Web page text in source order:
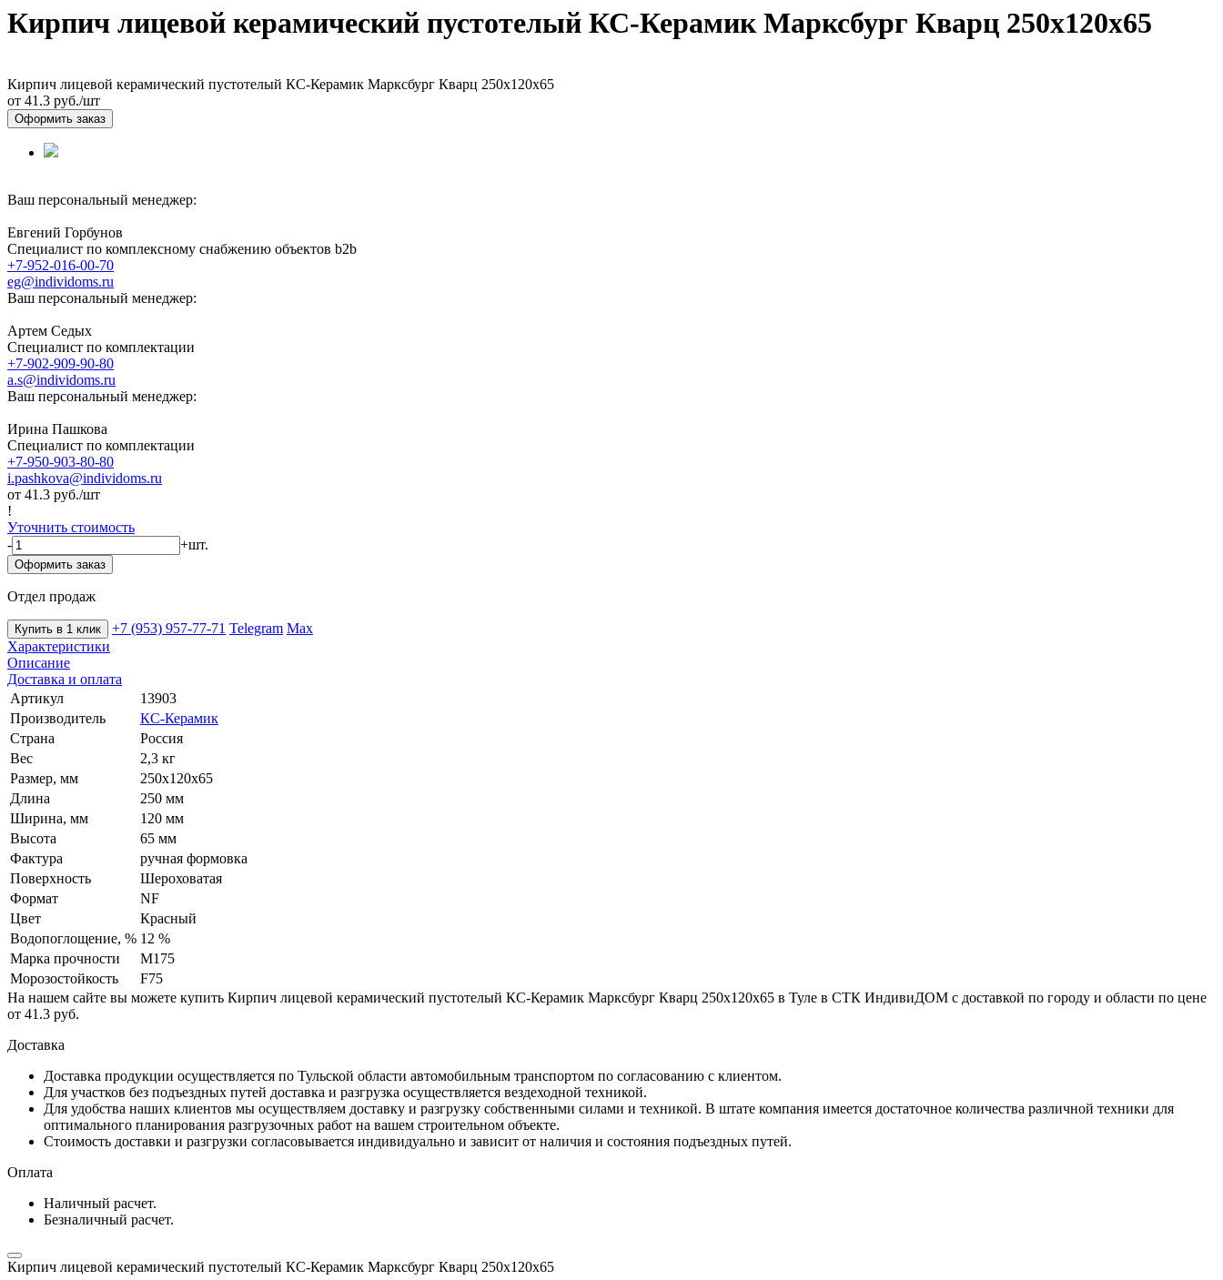
Кирпич лицевой керамический пустотелый КС-Керамик Марксбург Кварц 250х120х65
Кирпич лицевой керамический пустотелый КС-Керамик Марксбург Кварц 250х120х65
от 41.3 руб./шт
Оформить заказ
Ваш персональный менеджер:
Евгений Горбунов
Специалист по комплексному снабжению объектов b2b
+7-952-016-00-70
eg@individoms.ru
Ваш персональный менеджер:
Артем Седых
Специалист по комплектации
+7-902-909-90-80
a.s@individoms.ru
Ваш персональный менеджер:
Ирина Пашкова
Специалист по комплектации
+7-950-903-80-80
i.pashkova@individoms.ru
от 41.3 руб./шт
!
Уточнить стоимость
-
+шт.
Оформить заказ
Отдел продаж
Купить в 1 клик +7 (953) 957-77-71 Telegram Max
Характеристики
Описание
Доставка и оплата
Артикул
13903
Производитель
КС-Керамик
Страна
Россия
Вес
2,3 кг
Размер, мм
250х120х65
Длина
250 мм
Ширина, мм
120 мм
Высота
65 мм
Фактура
ручная формовка
Поверхность
Шероховатая
Формат
NF
Цвет
Красный
Водопоглощение, % 12 %
Марка прочности
М175
Морозостойкость
F75
На нашем сайте вы можете купить Кирпич лицевой керамический пустотелый КС-Керамик Марксбург Кварц 250х120х65 в Туле в СТК ИндивиДОМ с доставкой по городу и области по цене
от 41.3 руб.
Доставка
Доставка продукции осуществляется по Тульской области автомобильным транспортом по согласованию с клиентом.
Для участков без подъездных путей доставка и разгрузка осуществляется вездеходной техникой.
Для удобства наших клиентов мы осуществляем доставку и разгрузку собственными силами и техникой. В штате компания имеется достаточное количества различной техники для
оптимального планирования разгрузочных работ на вашем строительном объекте.
Стоимость доставки и разгрузки согласовывается индивидуально и зависит от наличия и состояния подъездных путей.
Оплата
Наличный расчет.
Безналичный расчет.
Кирпич лицевой керамический пустотелый КС-Керамик Марксбург Кварц 250х120х65